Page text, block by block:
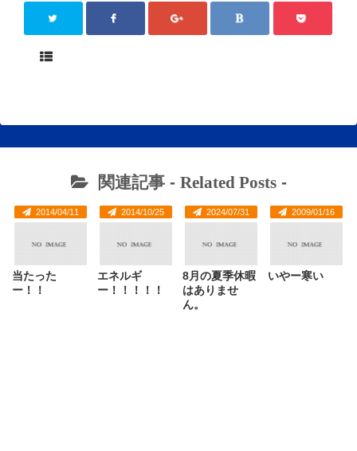
関連記事 - Related Posts-
2014/04/11
当たった
ー！！
2014/10/25
エネルギ
ー！！！！！
2024/07/31
8月の夏季休暇
はありませ
ん。
2009/01/16
いやー寒い